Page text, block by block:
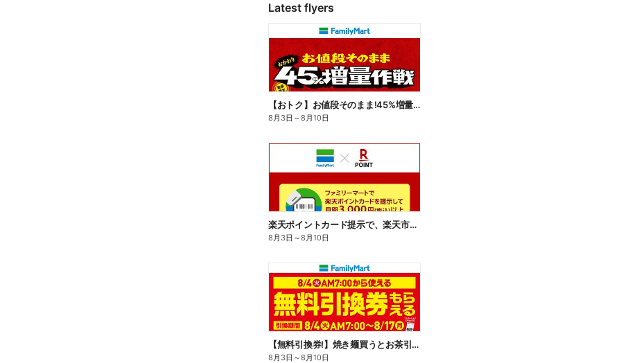
Latest flyers
【おトク】お値段そのまま!45%増量作戦!
8月3日 ～8月10日
楽天ポイントカード提示で、楽天市場でのお買い物がおトクに!
8月3日 ～8月10日
【無料引換券!】焼き麺買うとお茶引換券貰える!
8月3日 ～8月10日